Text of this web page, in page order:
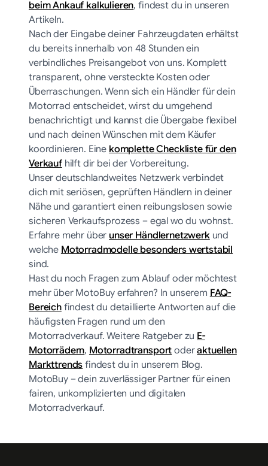
beim Ankauf kalkulieren, findest du in unseren
Artikeln.
Nach der Eingabe deiner Fahrzeugdaten erhältst
du bereits innerhalb von 48 Stunden ein
verbindliches Preisangebot von uns. Komplett
transparent, ohne versteckte Kosten oder
Überraschungen. Wenn sich ein Händler für dein
Motorrad entscheidet, wirst du umgehend
benachrichtigt und kannst die Übergabe flexibel
und nach deinen Wünschen mit dem Käufer
koordinieren. Einekomplette Checkliste für den
Verkaufhilft dir bei der Vorbereitung.
Unser deutschlandweites Netzwerk verbindet
dich mit seriösen, geprüften Händlern in deiner
Nähe und garantiert einen reibungslosen sowie
sicheren Verkaufsprozess – egal wo du wohnst.
Erfahre mehr überunser Händlernetzwerkund
welcheMotorradmodelle besonders wertstabil
sind.
Hast du noch Fragen zum Ablauf oder möchtest
mehr über MotoBuy erfahren? In unseremFAQ-
Bereichfindest du detaillierte Antworten auf die
häufigsten Fragen rund um den
Motorradverkauf. Weitere Ratgeber zuE-
Motorrädern,Motorradtransportoderaktuellen
Markttrendsfindest du in unserem Blog.
MotoBuy – dein zuverlässiger Partner für einen
fairen, unkomplizierten und digitalen
Motorradverkauf.